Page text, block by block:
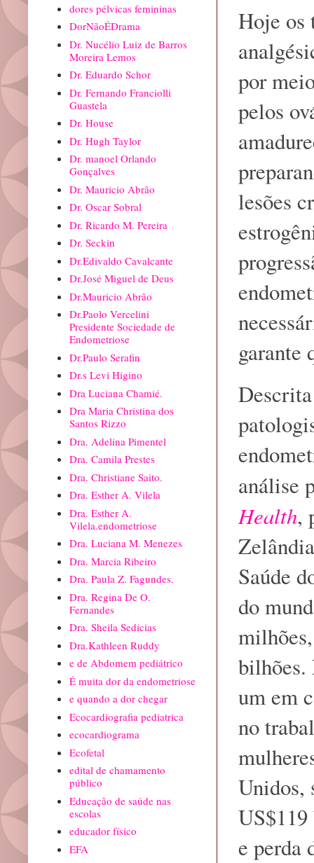
Hoje os
por
pelos
lesões
garante
análise
Health,
Saúde
do
bilhões.
um em
no
Unidos,
e perda
dores pélvicas femininas
DorNãoÉDrama
Dr. Nucélio Luiz de Barros
Moreira Lemos
Dr. Eduardo Schor
Dr. Fernando Franciolli
Guastela
Dr. House
Dr. Hugh Taylor
Dr. manoel Orlando
Gonçalves
Dr. Mauricio Abrão
Dr. Oscar Sobral
Dr. Ricardo M. Pereira
Dr. Seckin
Dr.Edivaldo Cavalcante
Dr.José Miguel de Deus
Dr.Mauricio Abrão
Dr.Paolo Vercelini
Presidente Sociedade de
Endometriose
Dr.Paulo Serafin
Dr.s Levi Higino
Dra Luciana Chamié.
Dra Maria Christina dos
Santos Rizzo
Dra. Adelina Pimentel
Dra. Camila Prestes
Dra. Christiane Saito.
Dra. Esther A. Vilela
Dra. Esther A.
Vilela.endometriose
Dra. Luciana M. Menezes
Dra. Marcia Ribeiro
Dra. Paula Z. Fagundes.
Dra. Regina De O.
Fernandes
Dra. Sheila Sedicias
Dra.Kathleen Ruddy
e de Abdomem pediátrico
É muita dor da endometriose
e quando a dor chegar
Ecocardiografia pediatrica
ecocardiograma
Ecofetal
edital de chamamento
público
Educação de saúde nas
escolas
educador físico
EFA